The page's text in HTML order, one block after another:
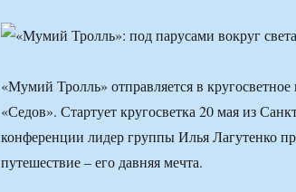
«Мумий Тролль» отправляется в
«Седов». Стартует кругосветка 20 мая из
конференции лидер группы Илья Лагутенко
путешествие – его давняя мечта.